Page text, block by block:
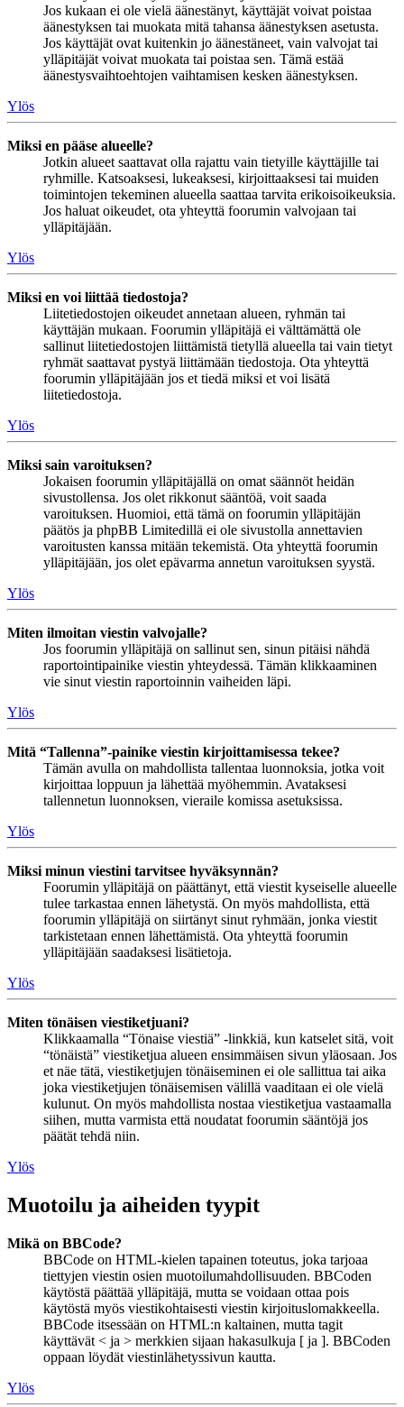
Jos kukaan ei ole vielä äänestänyt, käyttäjät voivat poistaa
äänestyksen tai muokata mitä tahansa äänestyksen asetusta.
Jos käyttäjät ovat kuitenkin jo äänestäneet, vain valvojat tai
ylläpitäjät voivat muokata tai poistaa sen. Tämä estää
äänestysvaihtoehtojen vaihtamisen kesken äänestyksen.
Ylös
Miksi en pääse alueelle?
Jotkin alueet saattavat olla rajattu vain tietyille käyttäjille tai
ryhmille. Katsoaksesi, lukeaksesi, kirjoittaaksesi tai muiden
toimintojen tekeminen alueella saattaa tarvita erikoisoikeuksia.
Jos haluat oikeudet, ota yhteyttä foorumin valvojaan tai
ylläpitäjään.
Ylös
Miksi en voi liittää tiedostoja?
Liitetiedostojen oikeudet annetaan alueen, ryhmän tai
käyttäjän mukaan. Foorumin ylläpitäjä ei välttämättä ole
sallinut liitetiedostojen liittämistä tietyllä alueella tai vain tietyt
ryhmät saattavat pystyä liittämään tiedostoja. Ota yhteyttä
foorumin ylläpitäjään jos et tiedä miksi et voi lisätä
liitetiedostoja.
Ylös
Miksi sain varoituksen?
Jokaisen foorumin ylläpitäjällä on omat säännöt heidän
sivustollensa. Jos olet rikkonut sääntöä, voit saada
varoituksen. Huomioi, että tämä on foorumin ylläpitäjän
päätös ja phpBB Limitedillä ei ole sivustolla annettavien
varoitusten kanssa mitään tekemistä. Ota yhteyttä foorumin
ylläpitäjään, jos olet epävarma annetun varoituksen syystä.
Ylös
Miten ilmoitan viestin valvojalle?
Jos foorumin ylläpitäjä on sallinut sen, sinun pitäisi nähdä
raportointipainike viestin yhteydessä. Tämän klikkaaminen
vie sinut viestin raportoinnin vaiheiden läpi.
Ylös
Mitä “Tallenna”-painike viestin kirjoittamisessa tekee?
Tämän avulla on mahdollista tallentaa luonnoksia, jotka voit
kirjoittaa loppuun ja lähettää myöhemmin. Avataksesi
tallennetun luonnoksen, vieraile komissa asetuksissa.
Ylös
Miksi minun viestini tarvitsee hyväksynnän?
Foorumin ylläpitäjä on päättänyt, että viestit kyseiselle alueelle
tulee tarkastaa ennen lähetystä. On myös mahdollista, että
foorumin ylläpitäjä on siirtänyt sinut ryhmään, jonka viestit
tarkistetaan ennen lähettämistä. Ota yhteyttä foorumin
ylläpitäjään saadaksesi lisätietoja.
Ylös
Miten tönäisen viestiketjuani?
Klikkaamalla “Tönaise viestiä” -linkkiä, kun katselet sitä, voit
“tönäistä” viestiketjua alueen ensimmäisen sivun yläosaan. Jos
et näe tätä, viestiketjujen tönäiseminen ei ole sallittua tai aika
joka viestiketjujen tönäisemisen välillä vaaditaan ei ole vielä
kulunut. On myös mahdollista nostaa viestiketjua vastaamalla
siihen, mutta varmista että noudatat foorumin sääntöjä jos
päätät tehdä niin.
Ylös
Muotoilu ja aiheiden tyypit
Mikä on BBCode?
BBCode on HTML-kielen tapainen toteutus, joka tarjoaa
tiettyjen viestin osien muotoilumahdollisuuden. BBCoden
käytöstä päättää ylläpitäjä, mutta se voidaan ottaa pois
käytöstä myös viestikohtaisesti viestin kirjoituslomakkeella.
BBCode itsessään on HTML:n kaltainen, mutta tagit
käyttävät < ja > merkkien sijaan hakasulkuja [ ja ]. BBCoden
oppaan löydät viestinlähetyssivun kautta.
Ylös